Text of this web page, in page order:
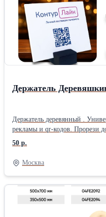
Держатель
Держатель деревянный .
рекламы и qr-кодов. Прорези
носителя или пвх толщиной 2
50 р.
Москва